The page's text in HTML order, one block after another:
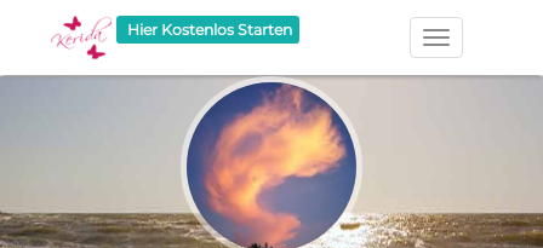
Hier Kostenlos Starten